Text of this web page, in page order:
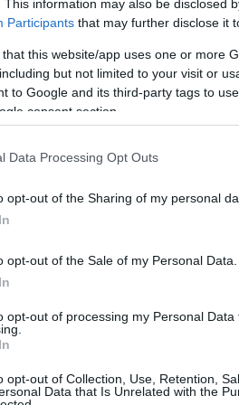
This information may also be disclosed
Participants that may further disclose it
that this website/app uses one or more
but not limited to your visit or
to Google and its third-party tags to
consent section.
Data Processing Opt Outs
opt-out of the Sharing of my personal
opt-out of the Sale of my Personal Data.
opt-out of processing my Personal Data
opt-out of Collection, Use, Retention,
Data that Is Unrelated with the